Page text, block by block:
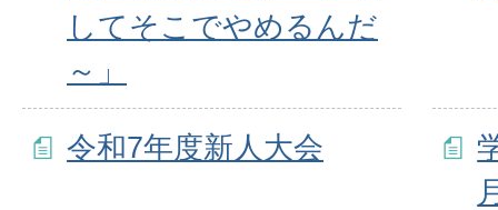
してそこでやめるんだ
～」
令和7年度新人大会